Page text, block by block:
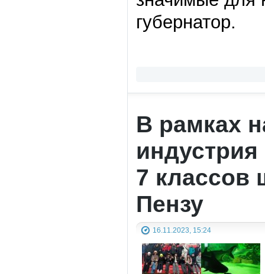
губернатор.
В рамках
7 классов
Пензу
16.11.2023, 15:24